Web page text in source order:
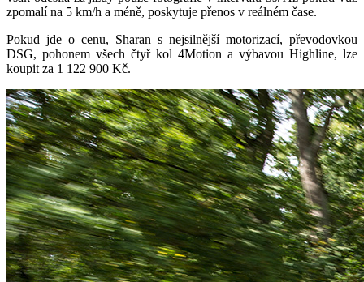
zpomalí na 5 km/h a méně, poskytuje přenos v reálném čase.
Pokud jde o cenu, Sharan s nejsilnější motorizací, převodovkou
DSG, pohonem všech čtyř kol 4Motion a výbavou Highline, lze
koupit za 1 122 900 Kč.